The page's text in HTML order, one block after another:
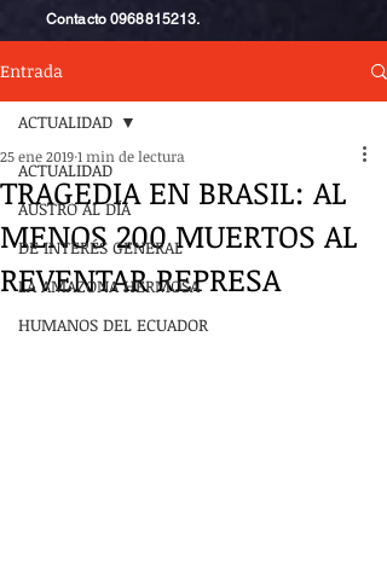
Contacto0968815213.
Entrada
ACTUALIDAD
AUSTRO AL DÍA
DE INTERÉS GENERAL
LA AMAZONA HERMOSA
HUMANOS DEL ECUADOR
ACTUALIDAD
TRAGEDIA EN BRASIL: AL
MENOS 200 MUERTOS AL
REVENTAR REPRESA
25 ene 20191 min de lectura